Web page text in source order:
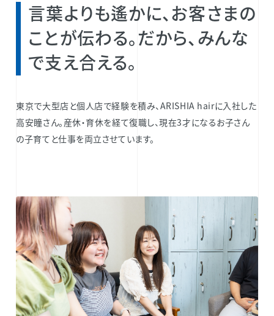
言葉よりも遙かに、お客さまの
ことが伝わる。だから、みんな
で支え合える。
東京で大型店と個人店で経験を積み、ARISHIA hairに入社した
高安瞳さん。産休・育休を経て復職し、現在3才になるお子さん
の子育てと仕事を両立させています。